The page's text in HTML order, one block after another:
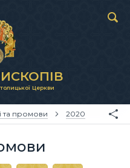
Церкви
та промови 2020